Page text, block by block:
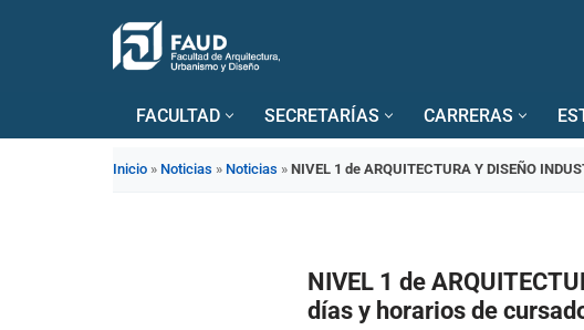
FACULTAD SECRETARÍAS CARRERAS
Inicio » Noticias » Noticias » NIVEL 1 de ARQUITECTURA Y DISEÑO
NIVEL 1 de
días y horarios de